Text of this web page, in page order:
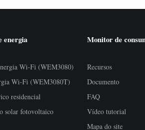
energia
Wi-Fi (WEM3080)
Wi-Fi (WEM3080T)
residencial
solar fotovoltaico
Monitor de
Recursos
Documento
FAQ
Vídeo tutorial
Mapa do site